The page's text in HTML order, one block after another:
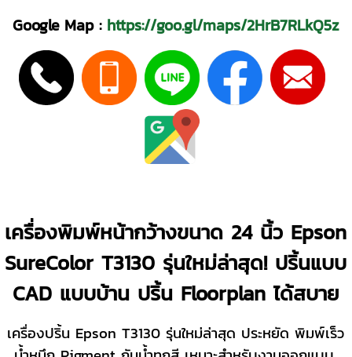
Google Map : https://goo.gl/maps/2HrB7RLkQ5z
เครื่องพิมพ์หน้ากว้างขนาด 24 นิ้ว Epson
SureColor T3130 รุ่นใหม่ล่าสุด! ปริ้นแบบ
CAD แบบบ้าน ปริ้น Floorplan ได้สบาย
เครื่องปริ้น Epson T3130 รุ่นใหม่ล่าสุด ประหยัด พิมพ์เร็ว